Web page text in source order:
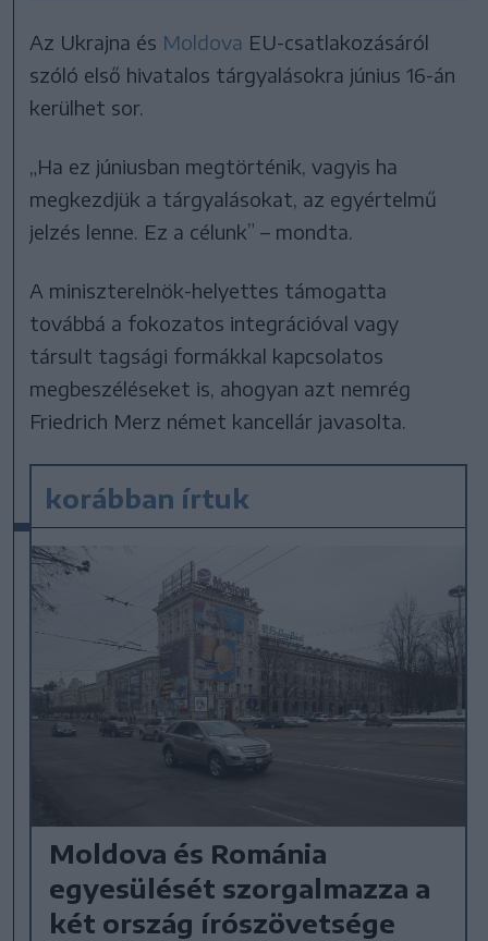
Az Ukrajna és Moldova EU-csatlakozásáról
szóló első hivatalos tárgyalásokra június 16-án
kerülhet sor.
„Ha ez júniusban megtörténik, vagyis ha
megkezdjük a tárgyalásokat, az egyértelmű
jelzés lenne. Ez a célunk” – mondta.
A miniszterelnök-helyettes támogatta
továbbá a fokozatos integrációval vagy
társult tagsági formákkal kapcsolatos
megbeszéléseket is, ahogyan azt nemrég
Friedrich Merz német kancellár javasolta.
korábban írtuk
Moldova és Románia
egyesülését szorgalmazza a
két ország írószövetsége